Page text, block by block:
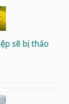
sẽ bị tháo